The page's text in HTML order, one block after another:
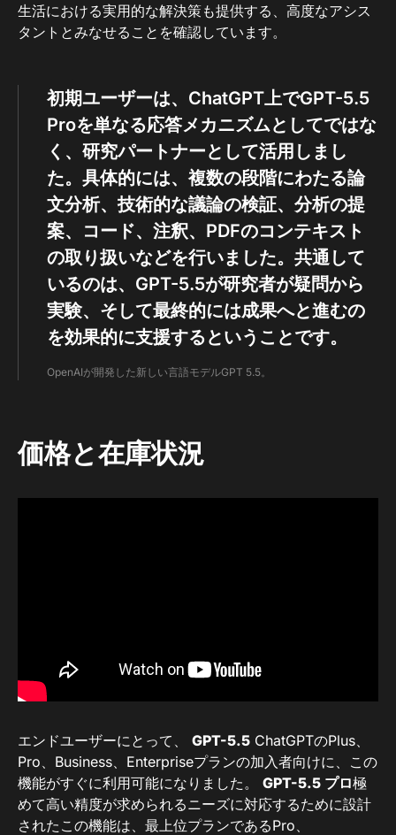
生活における実用的な解決策も提供する、高度なアシス
タントとみなせることを確認しています。
初期ユーザーは、ChatGPT上でGPT-5.5
Proを単なる応答メカニズムとしてではな
く、研究パートナーとして活用しまし
た。具体的には、複数の段階にわたる論
文分析、技術的な議論の検証、分析の提
案、コード、注釈、PDFのコンテキスト
の取り扱いなどを行いました。共通して
いるのは、GPT-5.5が研究者が疑問から
実験、そして最終的には成果へと進むの
を効果的に支援するということです。
OpenAIが開発した新しい言語モデルGPT 5.5。
価格と在庫状況
エンドユーザーにとって、 GPT-5.5 ChatGPTのPlus、
Pro、Business、Enterpriseプランの加入者向けに、この
機能がすぐに利用可能になりました。 GPT-5.5 プロ極
めて高い精度が求められるニーズに対応するために設計
されたこの機能は、最上位プランであるPro、